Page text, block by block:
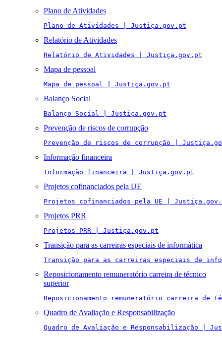
Plano de Atividades
Plano de Atividades | Justiça.gov.pt
Relatório de Atividades
Relatório de Atividades | Justiça.gov.pt
Mapa de pessoal
Mapa de pessoal | Justiça.gov.pt
Balanço Social
Balanço Social | Justiça.gov.pt
Prevenção de riscos de corrupção
Prevenção de riscos de corrupção |
Informação financeira
Informação financeira | Justiça.gov.pt
Projetos cofinanciados pela UE
Projetos cofinanciados pela UE |
Projetos PRR
Projetos PRR | Justiça.gov.pt
Transição para as carreiras especiais de informática
Transição para as carreiras especiais de
Reposicionamento remuneratório carreira de técnico
superior
Reposicionamento remuneratório carreira
Quadro de Avaliação e Responsabilização
Quadro de Avaliação e Responsabilização |